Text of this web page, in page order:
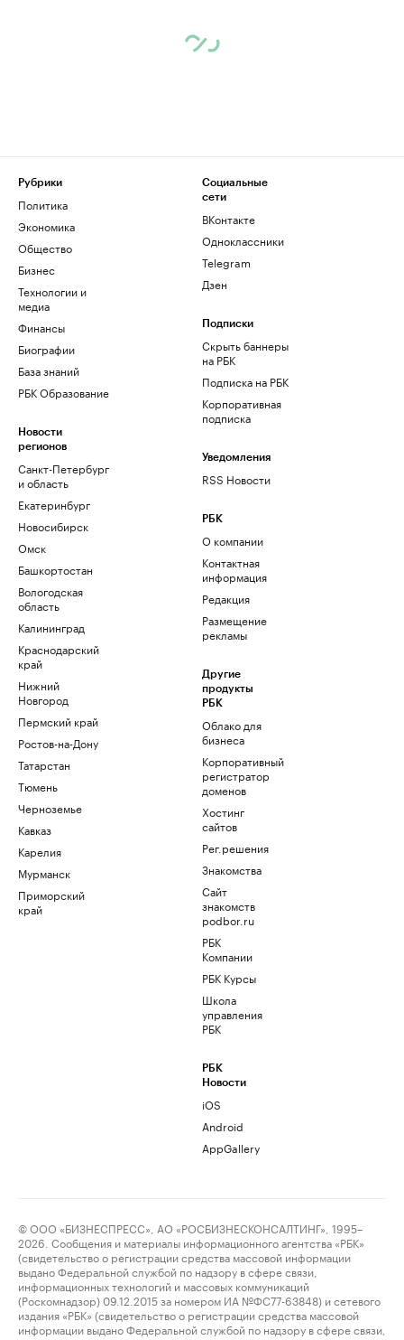
Рубрики
Политика
Экономика
Общество
Бизнес
Технологии и
медиа
Финансы
Биографии
База знаний
РБК Образование
Новости
регионов
Санкт-Петербург
и область
Екатеринбург
Новосибирск
Омск
Башкортостан
Вологодская
область
Калининград
Краснодарский
край
Нижний
Новгород
Пермский край
Ростов-на-Дону
Татарстан
Тюмень
Черноземье
Кавказ
Карелия
Мурманск
Приморский
край
Социальные
сети
ВКонтакте
Одноклассники
Telegram
Дзен
Подписки
Скрыть баннеры
на РБК
Подписка на РБК
Корпоративная
подписка
Уведомления
RSS Новости
РБК
О компании
Контактная
информация
Редакция
Размещение
рекламы
Другие
продукты
РБК
Облако для
бизнеса
Корпоративный
регистратор
доменов
Хостинг
сайтов
Рег.решения
Знакомства
Сайт
знакомств
podbor.ru
РБК
Компании
РБК Курсы
Школа
управления
РБК
РБК
Новости
iOS
Android
AppGallery
© ООО «БИЗНЕСПРЕСС», АО «РОСБИЗНЕСКОНСАЛТИНГ», 1995–
2026. Сообщения и материалы информационного агентства «РБК»
(свидетельство о регистрации средства массовой информации
выдано Федеральной службой по надзору в сфере связи,
информационных технологий и массовых коммуникаций
(Роскомнадзор) 09.12.2015 за номером ИА №ФС77-63848) и сетевого
издания «РБК» (свидетельство о регистрации средства массовой
информации выдано Федеральной службой по надзору в сфере связи,